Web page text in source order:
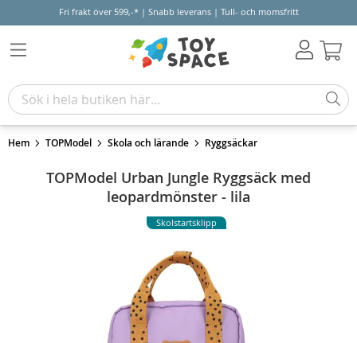
Fri frakt över 599,-* | Snabb leverans | Tull- och momsfritt
Hem TOPModel Skola och lärande Ryggsäckar
TOPModel Urban Jungle Ryggsäck med
leopardmönster - lila
Skolstartsklipp